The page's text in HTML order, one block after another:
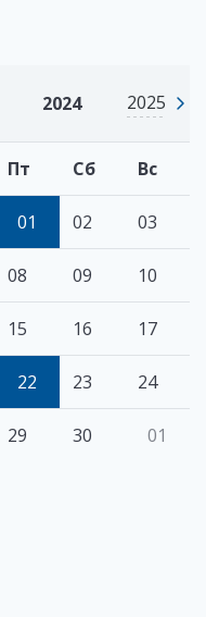
2024 2025
Пт Сб Вс
01 02 03
08 09 10
15 16 17
22 23 24
29 30 01